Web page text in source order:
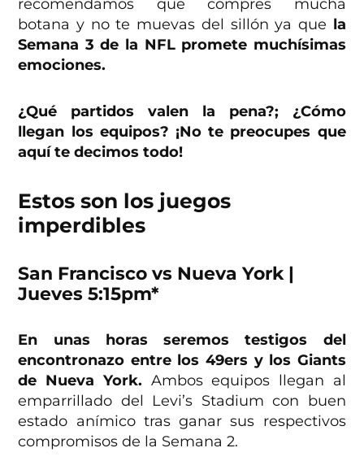
recomendamos que compres mucha
botana y no te muevas del sillón ya que la
Semana 3 de la NFL promete muchísimas
emociones.
¿Qué partidos valen la pena?; ¿Cómo
llegan los equipos? ¡No te preocupes que
aquí te decimos todo!
Estos son los juegos
imperdibles
San Francisco vs Nueva York |
Jueves 5:15pm*
En unas horas seremos testigos del
encontronazo entre los 49ers y los Giants
de Nueva York. Ambos equipos llegan al
emparrillado del Levi’s Stadium con buen
estado anímico tras ganar sus respectivos
compromisos de la Semana 2.